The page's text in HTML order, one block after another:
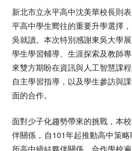
新北市立永平高中沈美華校長則
平高中學生嚮往的重要升學選擇
吳就讀。本次特別感謝東吳大學
學生學習輔導、生涯探索及教師
來雙方期盼在資訊與人工智慧課程
自主學習指導，以及學生參訪與
面的合作。
面對少子化趨勢帶來的挑戰，本
伴關係，自101年起推動高中策
所高中締結夥伴關係，合作學校遍